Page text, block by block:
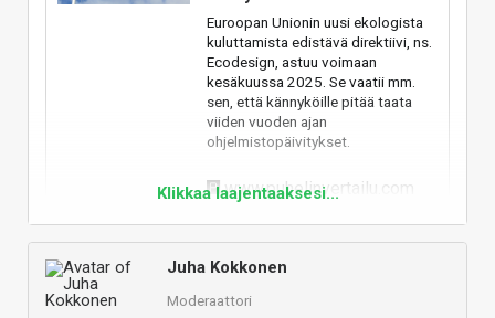
Euroopan Unionin uusi ekologista
kuluttamista edistävä direktiivi, ns.
Ecodesign, astuu voimaan
kesäkuussa 2025. Se vaatii mm.
sen, että kännyköille pitää taata
viiden vuoden ajan
ohjelmistopäivitykset.
www.puhelinvertailu.com
Todella pettynyt Motorolan valikoimaan. Sieltä on
välillä tullut helmiä, mutta nyt on kyllä tullut pelkkää
kakkaa.
Klikkaa laajentaaksesi...
Juha Kokkonen
Moderaattori